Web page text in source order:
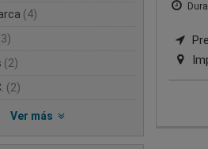
(4)
(2)
(2)
Ver más